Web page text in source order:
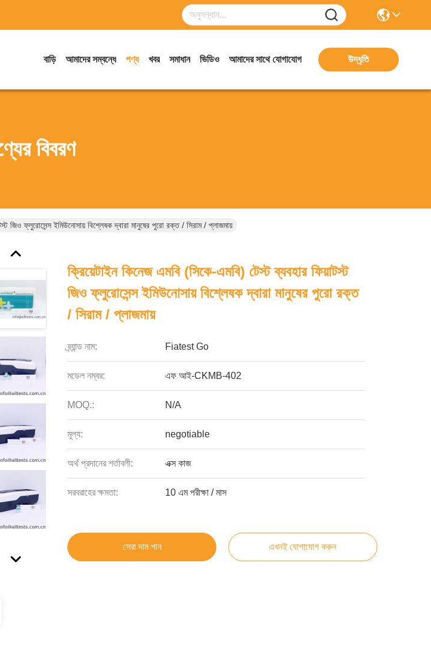
বাড়ি আমাদের সম্বন্ধে পণ্য খবর সমাধান ভিডিও আমাদের সাথে যোগাযোগ উদ্ধৃতি
বিবরণ
জিও ফ্লুরোসেন্স ইমিউনোসায় বিশ্লেষক দ্বারা মানুষের পুরো রক্ত ​​/ সিরাম / প্লাজমায়
ক্রিয়েটাইন কিনেজ এমবি (সিকে-এমবি) টেস্ট ব্যবহার ফিয়াটস্ট
জিও ফ্লুরোসেন্স ইমিউনোসায় বিশ্লেষক দ্বারা মানুষের পুরো রক্ত ​​
/ সিরাম / প্লাজমায়
ব্র্যান্ড নাম: Fiatest Go
মডেল নম্বর: এফ আই-CKMB-402
MOQ.: N/A
মূল্য: negotiable
অর্থ প্রদানের শর্তাবলী: এক্স কাজ
সরবরাহের ক্ষমতা: 10 এম পরীক্ষা / মাস
সেরা দাম পান এখনই যোগাযোগ করুন